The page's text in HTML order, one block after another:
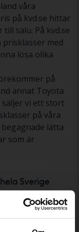
våra
på kvd.se hittar
salu. På kvd.se
med
lösa olika
på
annat Toyota
säljer vi ett stort
på våra
lätta
som är
Sverige
lätta lastbilar
som passar